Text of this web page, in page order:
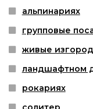
альпинариях
групповые
живые
ландшафтном
рокариях